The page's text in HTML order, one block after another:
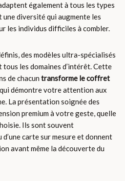
également à tous les types
diversité qui augmente les
les individus difficiles à combler.
des modèles ultra-spécialisés
les domaines d’intérêt. Cette
de chacun transforme le coffret
qui démontre votre attention aux
La présentation soignée des
premium à votre geste, quelle
Ils sont souvent
d’une carte sur mesure et donnent
avant même la découverte du